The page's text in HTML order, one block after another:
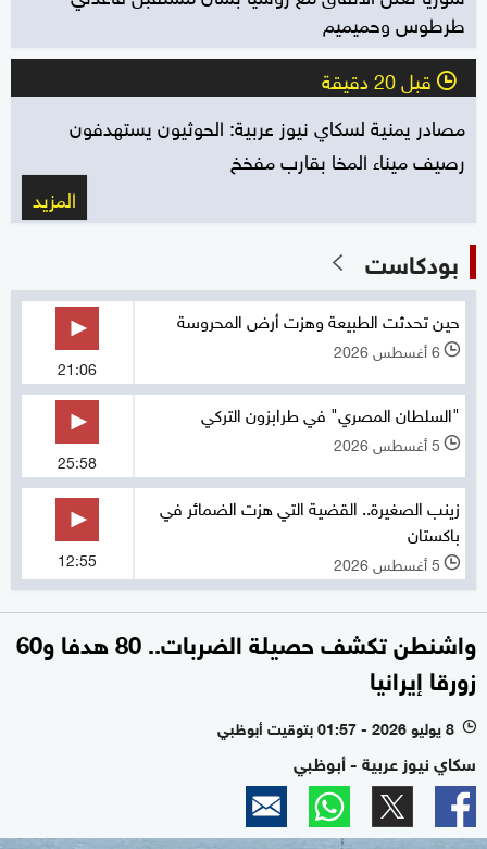
طرطوس وحميميم
l قبل 20 دقيقة
مصادر يمنية لسكاي نيوز عربية: الحوثيون يستهدفون
رصيف ميناء المخا بقارب مفخخ
المزيد
بودكاست
حين تحدثت الطبيعة وهزت أرض المحروسة
l 6 أغسطس 2026
21:06
"السلطان المصري" في طرابزون التركي
l 5 أغسطس 2026
25:58
زينب الصغيرة.. القضية التي هزت الضمائر في
باكستان
l 5 أغسطس 2026 12:55
واشنطن تكشف حصيلة الضربات.. 80 هدفا و60
زورقا إيرانيا
l 8 يوليو 2026 - 01:57 بتوقيت أبوظبي
سكاي نيوز عربية - أبوظبي